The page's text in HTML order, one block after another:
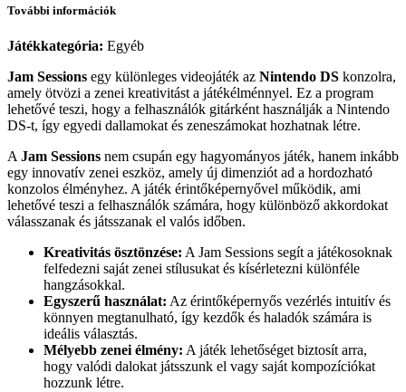
További információk
Játékkategória: Egyéb
Jam Sessions egy különleges videojáték az Nintendo DS konzolra,
amely ötvözi a zenei kreativitást a játékélménnyel. Ez a program
lehetővé teszi, hogy a felhasználók gitárként használják a Nintendo
DS-t, így egyedi dallamokat és zeneszámokat hozhatnak létre.
A Jam Sessions nem csupán egy hagyományos játék, hanem inkább
egy innovatív zenei eszköz, amely új dimenziót ad a hordozható
konzolos élményhez. A játék érintőképernyővel működik, ami
lehetővé teszi a felhasználók számára, hogy különböző akkordokat
válasszanak és játsszanak el valós időben.
Kreativitás ösztönzése: A Jam Sessions segít a játékosoknak
felfedezni saját zenei stílusukat és kísérletezni különféle
hangzásokkal.
Egyszerű használat: Az érintőképernyős vezérlés intuitív és
könnyen megtanulható, így kezdők és haladók számára is
ideális választás.
Mélyebb zenei élmény: A játék lehetőséget biztosít arra,
hogy valódi dalokat játsszunk el vagy saját kompozíciókat
hozzunk létre.